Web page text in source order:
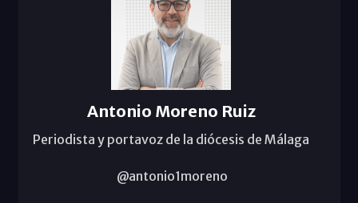
Antonio Moreno Ruiz
Periodista y portavoz de la diócesis de Málaga
@antonio1moreno